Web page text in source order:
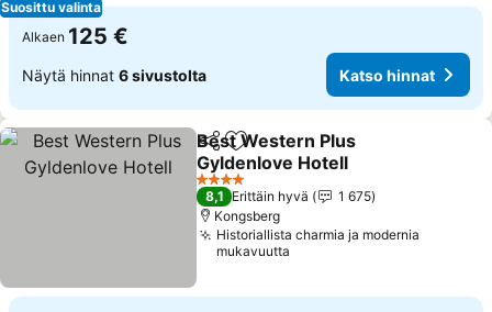
Suosittu valinta
Alkaen 125 €
Näytä hinnat 6 sivustolta Katso hinnat
Jaa Lisää suosikkeihin
Best Western Plus
Gyldenlove Hotell
Katso hinnat
4 Tähtiluokitus
8,1 Erittäin hyvä
1 675
Kongsberg
Historiallista charmia ja modernia
mukavuutta